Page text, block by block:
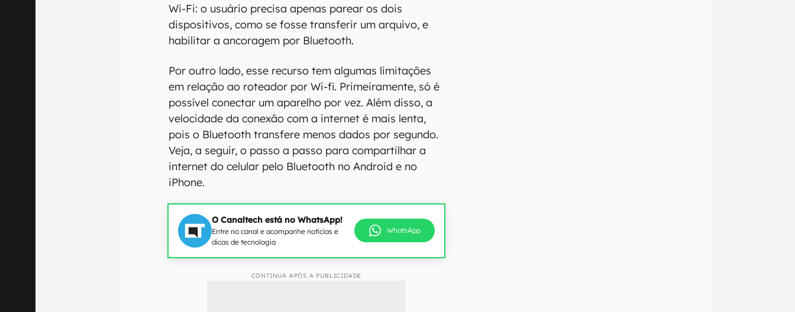
Wi-Fi: o usuário precisa apenas parear os dois
dispositivos, como se fosse transferir um arquivo, e
habilitar a ancoragem por Bluetooth.
Por outro lado, esse recurso tem algumas limitações
em relação ao roteador por Wi-fi. Primeiramente, só é
possível conectar um aparelho por vez. Além disso, a
velocidade da conexão com a internet é mais lenta,
pois o Bluetooth transfere menos dados por segundo.
Veja, a seguir, o passo a passo para compartilhar a
internet do celular pelo Bluetooth no Android e no
iPhone.
O Canaltech está no WhatsApp!
Entre no canal e acompanhe notícias e
dicas de tecnologia
WhatsApp
CONTINUA APÓS A PUBLICIDADE